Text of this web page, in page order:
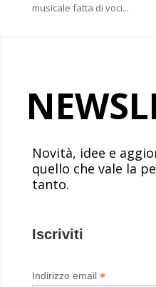
musicale fatta di voci...
Novità, idee e
quello che vale la
tanto.
Iscriviti
Indirizzo email *